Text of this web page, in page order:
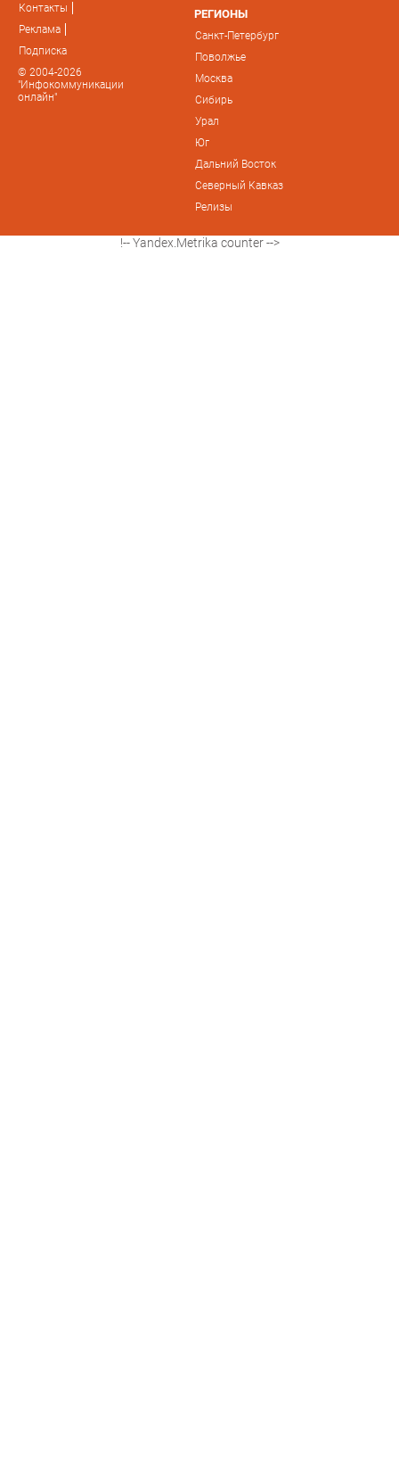
Контакты
Реклама
Подписка
© 2004-2026
"Инфокоммуникации
онлайн"
РЕГИОНЫ
Санкт-Петербург
Поволжье
Москва
Сибирь
Урал
Юг
Дальний Восток
Северный Кавказ
Релизы
!-- Yandex.Metrika counter -->